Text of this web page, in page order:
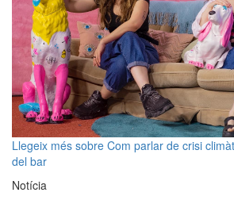
Llegeix més sobre Com parlar de crisi
del bar
Notícia